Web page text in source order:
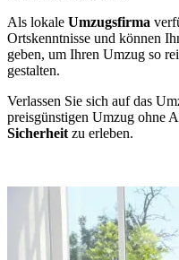
Als lokale Umzugsfirma
Ortskenntnisse und können
geben, um Ihren Umzug so
gestalten.
Verlassen Sie sich auf das
preisgünstigen Umzug ohne
Sicherheit zu erleben.